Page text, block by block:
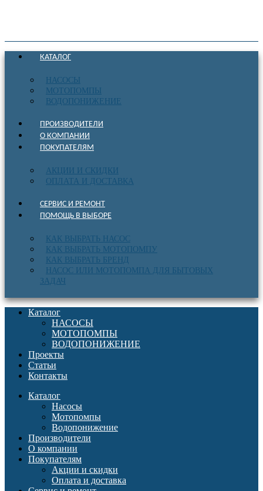
КАТАЛОГ
НАСОСЫ
МОТОПОМПЫ
ВОДОПОНИЖЕНИЕ
ПРОИЗВОДИТЕЛИ
О КОМПАНИИ
ПОКУПАТЕЛЯМ
АКЦИИ И СКИДКИ
ОПЛАТА И ДОСТАВКА
СЕРВИС И РЕМОНТ
ПОМОЩЬ В ВЫБОРЕ
КАК ВЫБРАТЬ НАСОС
КАК ВЫБРАТЬ МОТОПОМПУ
КАК ВЫБРАТЬ БРЕНД
НАСОС ИЛИ МОТОПОМПА ДЛЯ БЫТОВЫХ
ЗАДАЧ
Каталог
НАСОСЫ
МОТОПОМПЫ
ВОДОПОНИЖЕНИЕ
Проекты
Статьи
Контакты
Каталог
Насосы
Мотопомпы
Водопонижение
Производители
О компании
Покупателям
Акции и скидки
Оплата и доставка